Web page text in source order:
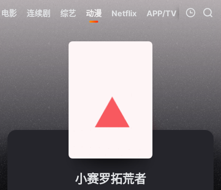
电影 连续剧 综艺 动漫 Netflix APP/TV
暂无观看影片的记录
小赛罗拓荒者